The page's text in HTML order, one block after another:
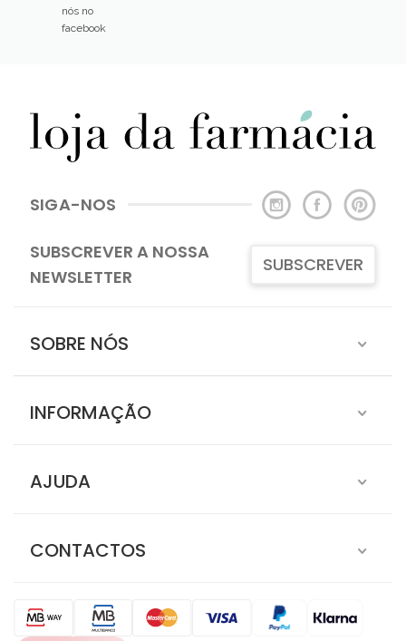
nós no
facebook
SIGA-NOS
SUBSCREVER A NOSSA
NEWSLETTER
SUBSCREVER
SOBRE NÓS
INFORMAÇÃO
AJUDA
CONTACTOS